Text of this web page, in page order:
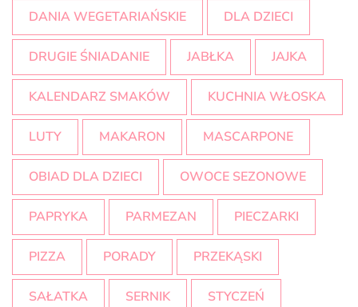
DANIA WEGETARIAŃSKIE DLA DZIECI
DRUGIE ŚNIADANIE JABŁKA JAJKA
KALENDARZ SMAKÓW KUCHNIA WŁOSKA
LUTY MAKARON MASCARPONE
OBIAD DLA DZIECI OWOCE SEZONOWE
PAPRYKA PARMEZAN PIECZARKI
PIZZA PORADY PRZEKĄSKI
SAŁATKA SERNIK STYCZEŃ